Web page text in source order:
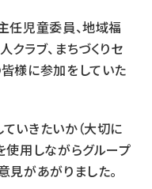
任児童委員、地域福
クラブ、まちづくりセ
様に参加をしていた
いきたいか（大切に
使用しながらグループ
見があがりました。